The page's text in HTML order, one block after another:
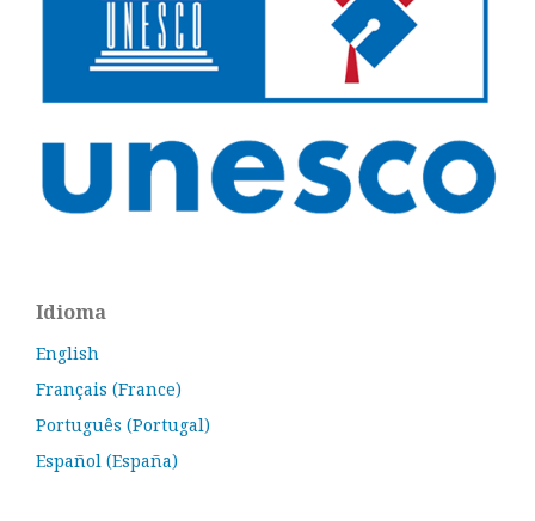
Idioma
English
Français (France)
Português (Portugal)
Español (España)